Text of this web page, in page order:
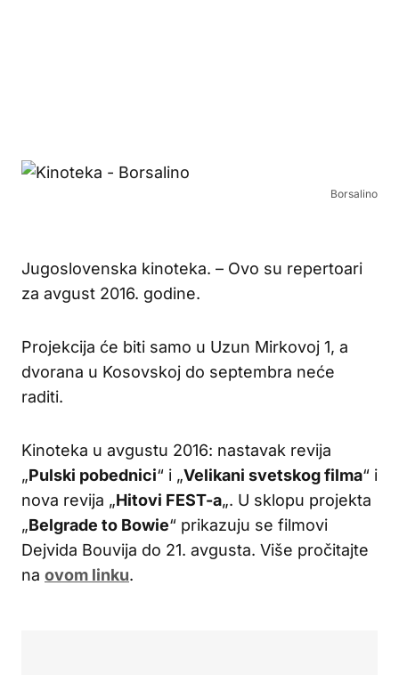
Borsalino
Jugoslovenska kinoteka. – Ovo su repertoari
za avgust 2016. godine.
Projekcija će biti samo u Uzun Mirkovoj 1, a
dvorana u Kosovskoj do septembra neće
raditi.
Kinoteka u avgustu 2016: nastavak revija
„Pulski pobednici“ i „Velikani svetskog filma“ i
nova revija „Hitovi FEST-a„. U sklopu projekta
„Belgrade to Bowie“ prikazuju se filmovi
Dejvida Bouvija do 21. avgusta. Više pročitajte
na ovom linku.